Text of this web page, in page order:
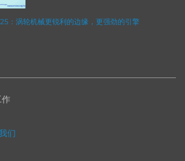
：涡轮机械更锐利的边缘，更强劲的引擎
们